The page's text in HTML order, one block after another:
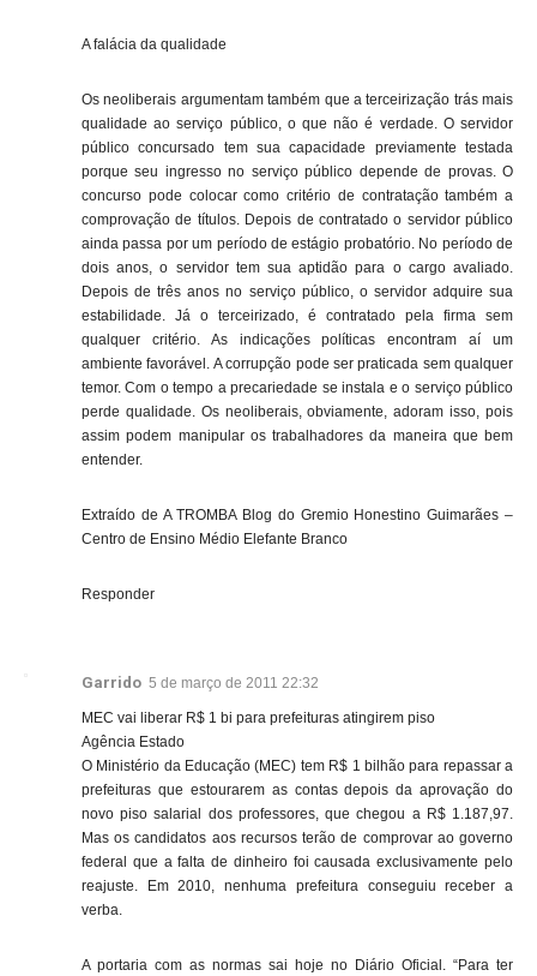
A falácia da qualidade
Os neoliberais argumentam também que a terceirização trás mais
qualidade ao serviço público, o que não é verdade. O servidor
público concursado tem sua capacidade previamente testada
porque seu ingresso no serviço público depende de provas. O
concurso pode colocar como critério de contratação também a
comprovação de títulos. Depois de contratado o servidor público
ainda passa por um período de estágio probatório. No período de
dois anos, o servidor tem sua aptidão para o cargo avaliado.
Depois de três anos no serviço público, o servidor adquire sua
estabilidade. Já o terceirizado, é contratado pela firma sem
qualquer critério. As indicações políticas encontram aí um
ambiente favorável. A corrupção pode ser praticada sem qualquer
temor. Com o tempo a precariedade se instala e o serviço público
perde qualidade. Os neoliberais, obviamente, adoram isso, pois
assim podem manipular os trabalhadores da maneira que bem
entender.
Extraído de A TROMBA Blog do Gremio Honestino Guimarães –
Centro de Ensino Médio Elefante Branco
Responder
Garrido 5 de março de 2011 22:32
MEC vai liberar R$ 1 bi para prefeituras atingirem piso
Agência Estado
O Ministério da Educação (MEC) tem R$ 1 bilhão para repassar a
prefeituras que estourarem as contas depois da aprovação do
novo piso salarial dos professores, que chegou a R$ 1.187,97.
Mas os candidatos aos recursos terão de comprovar ao governo
federal que a falta de dinheiro foi causada exclusivamente pelo
reajuste. Em 2010, nenhuma prefeitura conseguiu receber a
verba.
A portaria com as normas sai hoje no Diário Oficial. “Para ter